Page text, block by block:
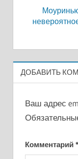
ДОБАВИТЬ
Ваш адрес
Комментарий *